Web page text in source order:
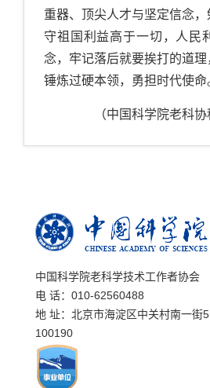
重器、顶尖人才与坚定信念
守祖国利益高于一切，人民
念，牢记落后就要挨打的道理
锤炼过硬本领，勇担时代使命
（中国科学院老科
中国科学院老科学技术工作者协会
电 话：010-62560488
地 址：北京市海淀区中关村南一街5
100190